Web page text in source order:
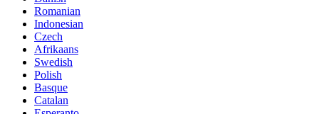
Romanian
Indonesian
Czech
Afrikaans
Swedish
Polish
Basque
Catalan